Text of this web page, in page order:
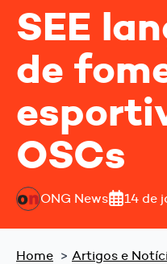
SEE
de
OSCs
ONG News 14 de
Home Artigos e